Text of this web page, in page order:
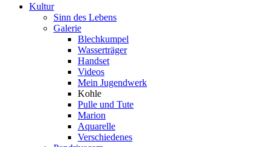
Kultur
Sinn des Lebens
Galerie
Blechkumpel
Wasserträger
Handset
Videos
Mein Jugendwerk
Kohle
Pulle und Tute
Marion
Aquarelle
Verschiedenes